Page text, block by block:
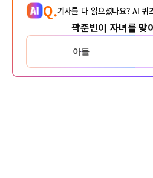
Q.기사를 다 읽으셨나요? AI 퀴
곽준빈이 자녀를 맞
아들